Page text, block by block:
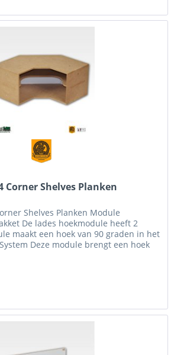
Corner Shelves Planken
Shelves Planken Module
De lades hoekmodule heeft 2
maakt een hoek van 90 graden in het
Deze module brengt een hoek